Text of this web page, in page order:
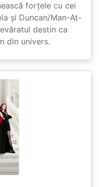
forțele cu cei
și Duncan/Man-At-
destin ca
din univers.